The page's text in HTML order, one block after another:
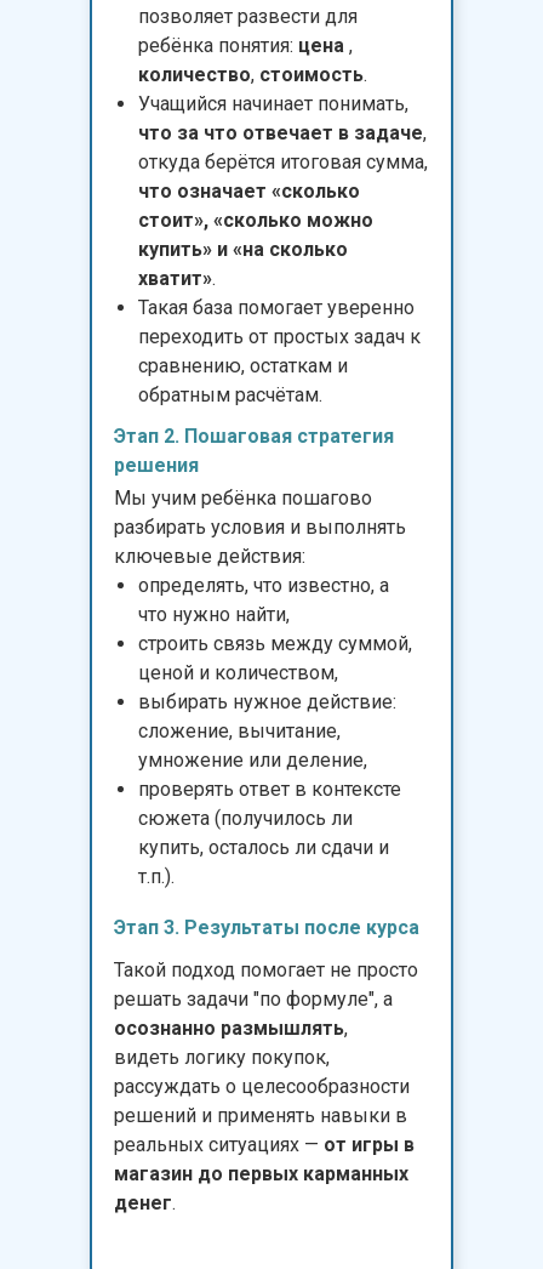
Этап 2. Пошаговая стратегия
решения
Этап 3. Результаты после курса
позволяет развести для
ребёнка понятия: цена ,
количество, стоимость.
Учащийся начинает понимать,
что за что отвечает в задаче,
откуда берётся итоговая сумма,
что означает «сколько
стоит», «сколько можно
купить» и «на сколько
хватит».
Такая база помогает уверенно
переходить от простых задач к
сравнению, остаткам и
обратным расчётам.
Такой подход помогает не просто
решать задачи "по формуле", а
осознанно размышлять,
видеть логику покупок,
рассуждать о целесообразности
решений и применять навыки в
реальных ситуациях — от игры в
магазин до первых карманных
денег.
Мы учим ребёнка пошагово
разбирать условия и выполнять
ключевые действия:
определять, что известно, а
что нужно найти,
строить связь между суммой,
ценой и количеством,
выбирать нужное действие:
сложение, вычитание,
умножение или деление,
проверять ответ в контексте
сюжета (получилось ли
купить, осталось ли сдачи и
т.п.).